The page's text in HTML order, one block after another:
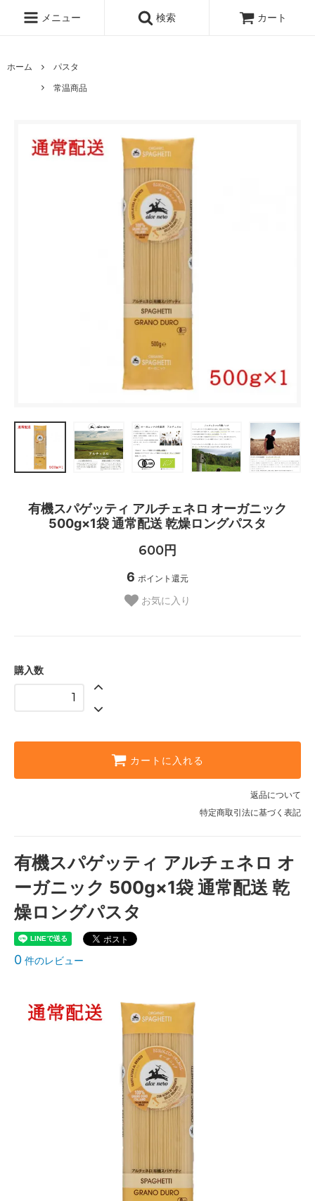
メニュー 検索 カート
ホーム
パスタ
常温商品
有機スパゲッティ アルチェネロ オーガニック
500g×1袋 通常配送 乾燥ロングパスタ
600円
6 ポイント還元
お気に入り
購入数
カートに入れる
返品について
特定商取引法に基づく表記
有機スパゲッティ アルチェネロ オ
ーガニック 500g×1袋 通常配送 乾
燥ロングパスタ
0 件のレビュー